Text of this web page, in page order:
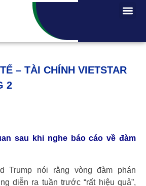
– TÀI CHÍNH VIETSTAR
2
sau khi nghe báo cáo về đàm
Trump nói rằng vòng đàm phán
diễn ra tuần trước “rất hiệu quả”,